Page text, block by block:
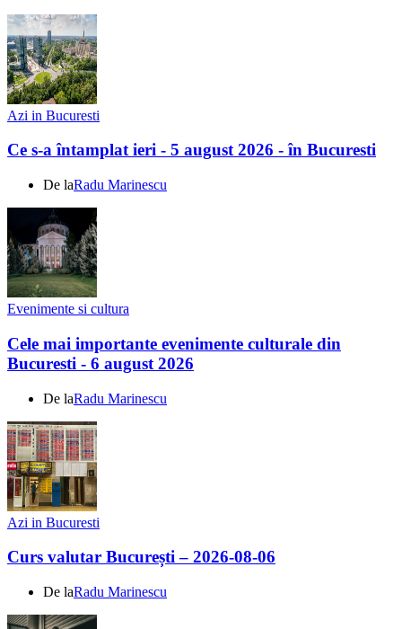
Azi in Bucuresti
Ce s-a întamplat ieri - 5 august 2026 - în Bucuresti
De laRadu Marinescu
Evenimente si cultura
Cele mai importante evenimente culturale din
Bucuresti - 6 august 2026
De laRadu Marinescu
Azi in Bucuresti
Curs valutar București – 2026-08-06
De laRadu Marinescu